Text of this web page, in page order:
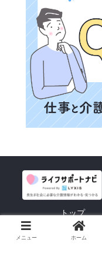
トップ
利用規約
メニュー ホーム